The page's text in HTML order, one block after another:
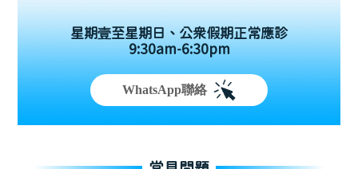
星期壹至星期日、公眾假期正常應診
9:30am-6:30pm
WhatsApp聯絡